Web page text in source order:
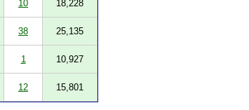
10 18,228
38 25,135
1 10,927
12 15,801